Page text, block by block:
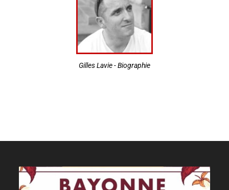
Gilles Lavie - Biographie